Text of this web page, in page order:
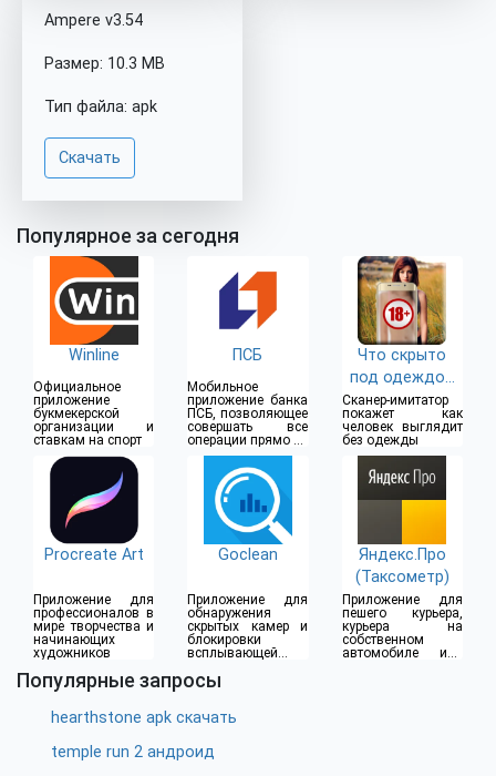
Ampere v3.54
Размер: 10.3 MB
Тип файла: apk
Скачать
Популярное за сегодня
Winline
Официальное
приложение
букмекерской
организации и
ставкам на спорт
ПСБ
Мобильное
приложение банка
ПСБ, позволяющее
совершать все
операции прямо из
дома
Что скрыто
под одеждой
(18+)
Сканер-имитатор
покажет как
человек выглядит
без одежды
Procreate Art
Приложение для
профессионалов в
мире творчества и
начинающих
художников
Goclean
Приложение для
обнаружения
скрытых камер и
блокировки
всплывающей
Яндекс.Про
(Таксометр)
Приложение для
пешего курьера,
курьера на
собственном
автомобиле или
Популярные запросы
hearthstone apk скачать
temple run 2 андроид